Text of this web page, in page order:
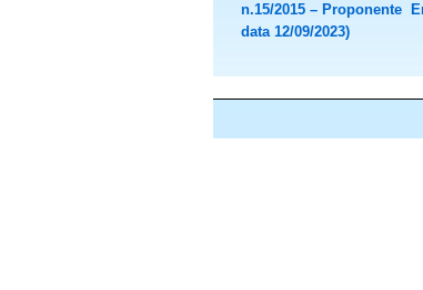
n.15/2015 – Proponente
data 12/09/2023)